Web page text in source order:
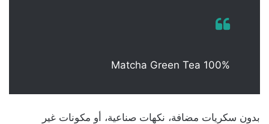
Matcha Green Tea 100%
بدون سكريات مضافة، نكهات صناعية، أو مكونات غير